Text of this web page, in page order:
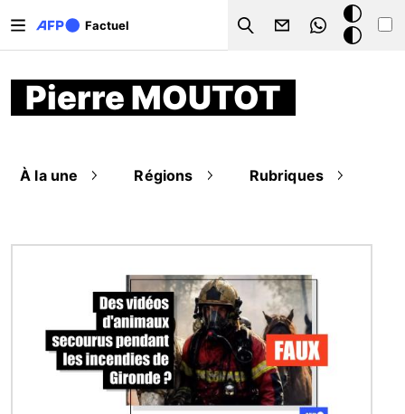
Factuel
Search
Mode
sombre
Pierre MOUTOT
À la une Régions Rubriques